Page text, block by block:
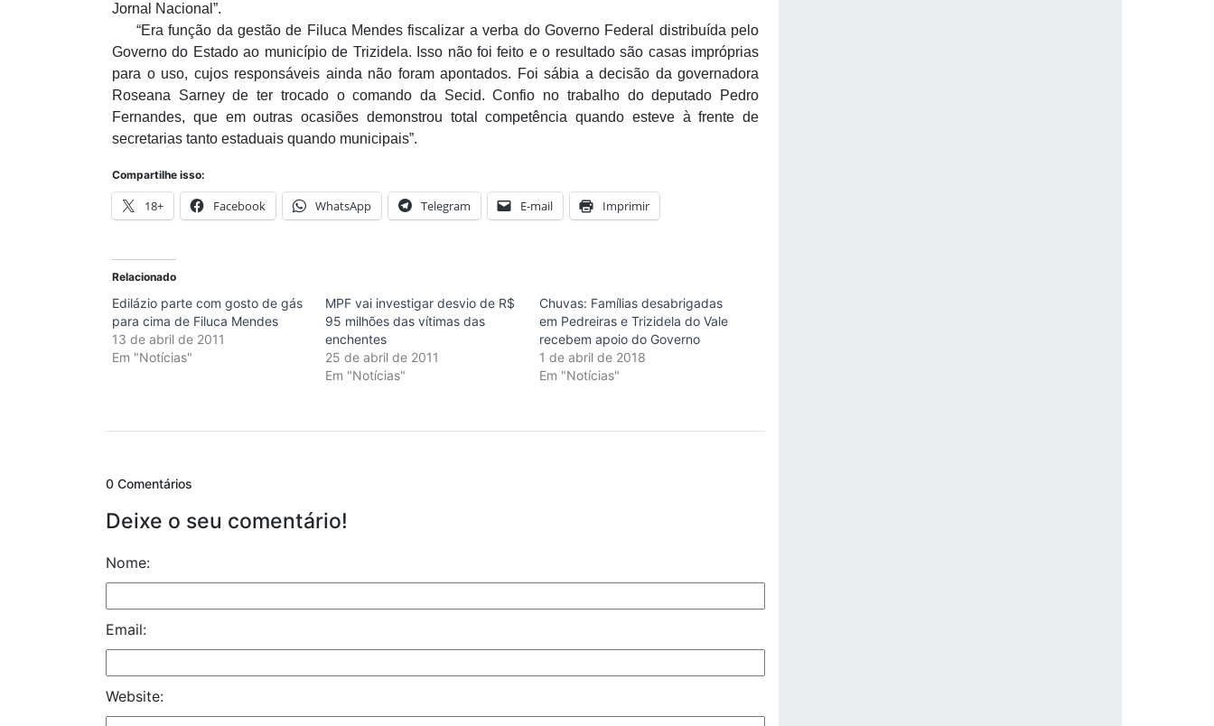
Jornal Nacional”.
“Era função da gestão de Filuca Mendes fiscalizar a verba do Governo Federal distribuída pelo
Governo do Estado ao município de Trizidela. Isso não foi feito e o resultado são casas impróprias
para o uso, cujos responsáveis ainda não foram apontados. Foi sábia a decisão da governadora
Roseana Sarney de ter trocado o comando da Secid. Confio no trabalho do deputado Pedro
Fernandes, que em outras ocasiões demonstrou total competência quando esteve à frente de
secretarias tanto estaduais quando municipais”.
Compartilhe isso:
18+ Facebook WhatsApp Telegram E-mail Imprimir
Relacionado
Edilázio parte com gosto de gás
para cima de Filuca Mendes
13 de abril de 2011
Em "Notícias"
MPF vai investigar desvio de R$
95 milhões das vítimas das
enchentes
25 de abril de 2011
Em "Notícias"
Chuvas: Famílias desabrigadas
em Pedreiras e Trizidela do Vale
recebem apoio do Governo
1 de abril de 2018
Em "Notícias"
0 Comentários
Deixe o seu comentário!
Nome:
Email:
Website: